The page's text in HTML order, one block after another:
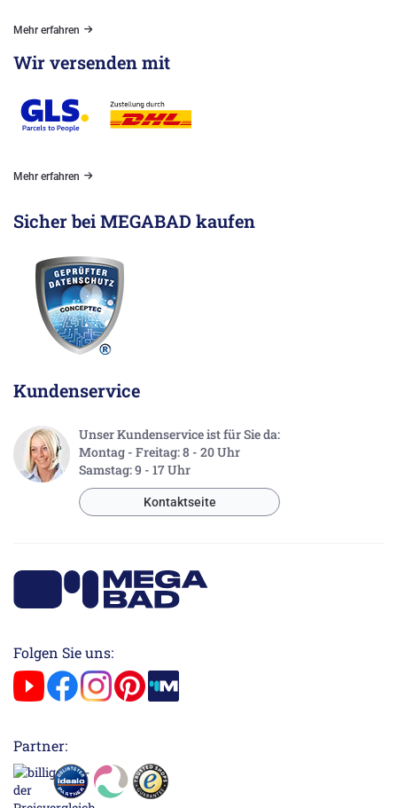
Mehr erfahren
Wir versenden mit
Mehr erfahren
Sicher bei MEGABAD kaufen
Kundenservice
Unser Kundenservice ist für Sie da:
Montag - Freitag: 8 - 20 Uhr
Samstag: 9 - 17 Uhr
Kontaktseite
Folgen Sie uns:
Partner: